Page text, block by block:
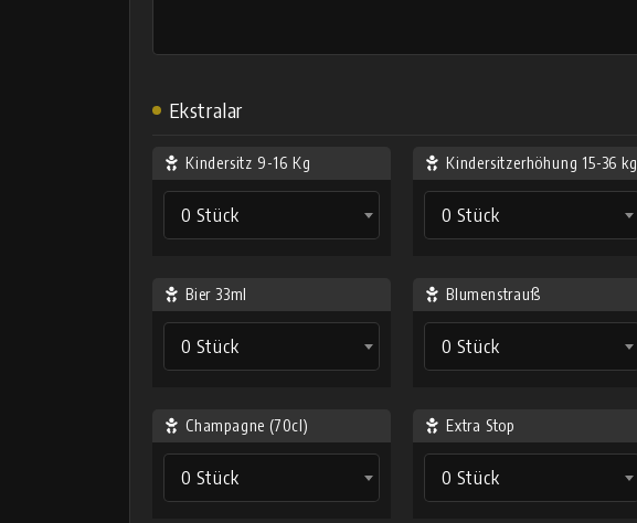
Ekstralar
Kindersitz 9-16 Kg
0 Stück
Kindersitzerhöhung 15-36 kg
0 Stück
Bier 33ml
0 Stück
Blumenstrauß
0 Stück
Champagne (70cl)
0 Stück
Extra Stop
0 Stück